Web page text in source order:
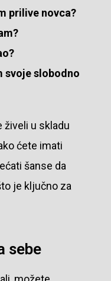
prilive novca?
svoje slobodno
živeli u skladu
ćete imati
šanse da
je ključno za
sebe